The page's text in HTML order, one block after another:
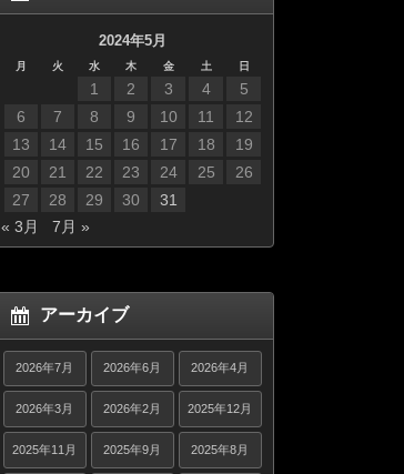
2024年5月
月 火 水 木 金 土 日
1 2 3 4
5
6
7 8 9 10 11
12
13
14 15 16 17 18
19
20
21 22 23 24 25
26
27
28 29 30
31
« 3月
7月 »
アーカイブ
2026年7月 2026年6月 2026年4月
2026年3月 2026年2月 2025年12月
2025年11月 2025年9月 2025年8月